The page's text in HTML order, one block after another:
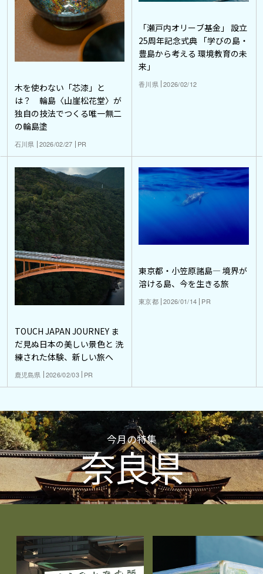
木を使わない「芯漆」と
は？ 輪島〈山崖松花堂〉が
独自の技法でつくる唯一無二
の輪島塗
石川県 2026/02/27 PR
「瀬戸内オリーブ基金」 設立
25周年記念式典 「学びの島・
豊島から考える 環境教育の未
来」
香川県 2026/02/12
TOUCH JAPAN JOURNEY ま
だ見ぬ日本の美しい景色と 洗
練された体験、新しい旅へ
鹿児島県 2026/02/03 PR
東京都・小笠原諸島― 境界が
溶ける島、今を生きる旅
東京都 2026/01/14 PR
今月の特集
奈良県